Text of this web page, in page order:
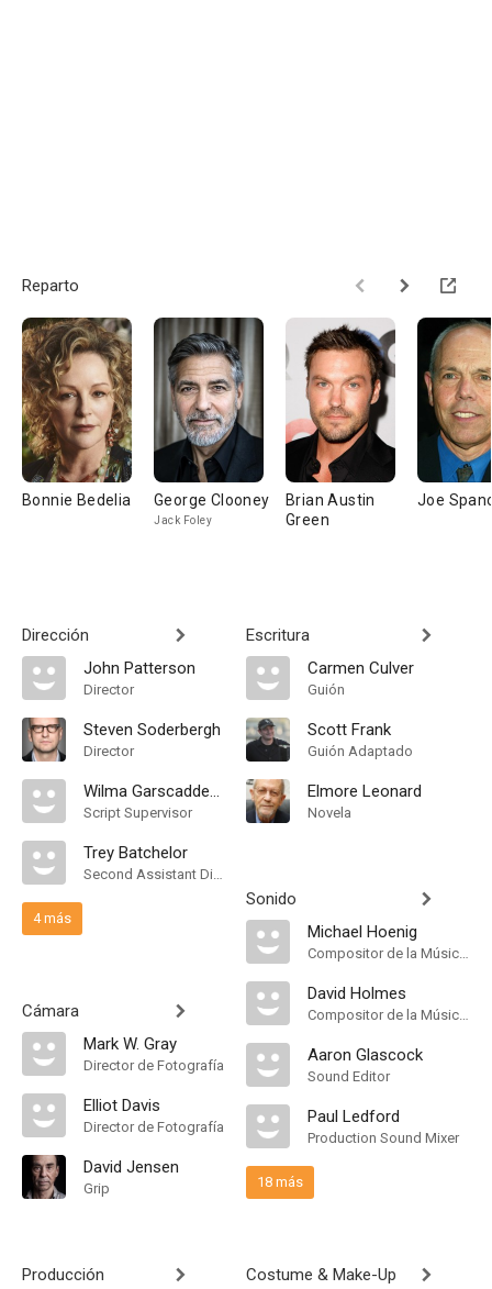
Reparto
Bonnie Bedelia George Clooney
Jack Foley
Brian Austin
Green
Joe
Dirección
John Patterson
Director
Steven Soderbergh
Director
Wilma Garscadden-Gahret
Script Supervisor
Trey Batchelor
Second Assistant Director
4 más
Cámara
Mark W. Gray
Director de Fotografía
Elliot Davis
Director de Fotografía
David Jensen
Grip
Producción
Escritura
Carmen Culver
Guión
Scott Frank
Guión Adaptado
Elmore Leonard
Novela
Sonido
Michael Hoenig
Compositor de la Música Original
David Holmes
Compositor de la Música Original
Aaron Glascock
Sound Editor
Paul Ledford
Production Sound Mixer
18 más
Costume & Make-Up